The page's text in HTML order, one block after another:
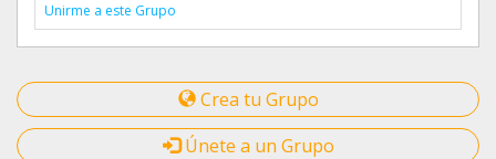
Unirme a este Grupo
Crea tu Grupo
Únete a un Grupo